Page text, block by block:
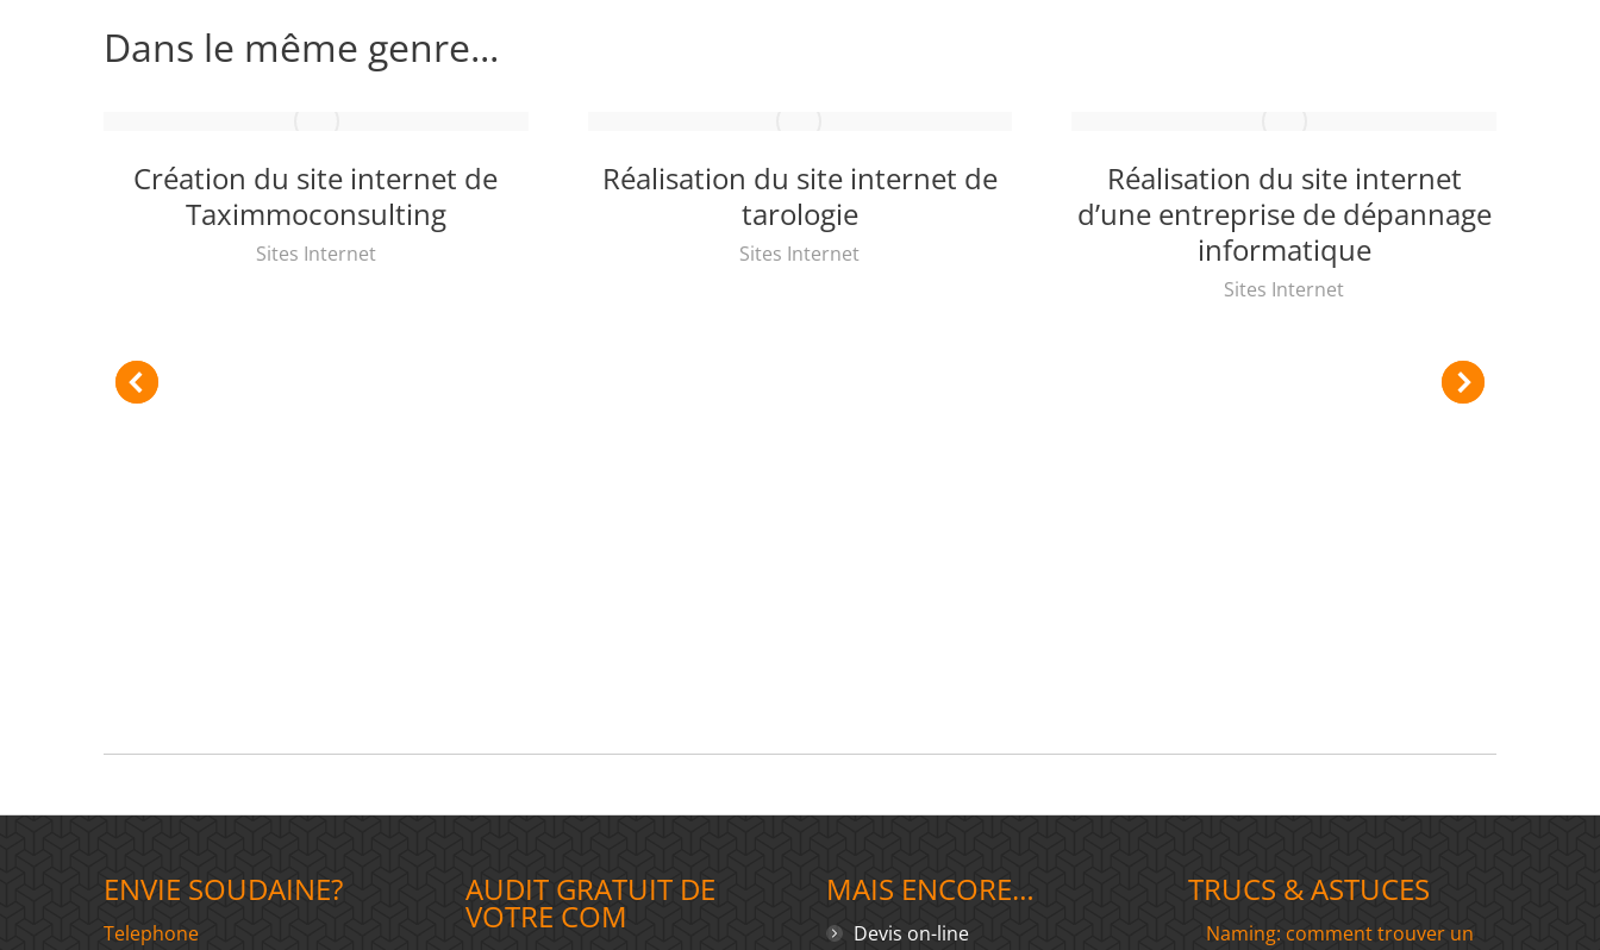
Dans le même genre...
Création du site internet de
Taximmoconsulting
Sites Internet
Réalisation du site internet de
tarologie
Sites Internet
Réalisation du site internet
d’une entreprise de dépannage
informatique
Sites Internet
ENVIE SOUDAINE?
Telephone
AUDIT GRATUIT DE
VOTRE COM
MAIS ENCORE…
Devis on-line
TRUCS & ASTUCES
Naming: comment trouver un